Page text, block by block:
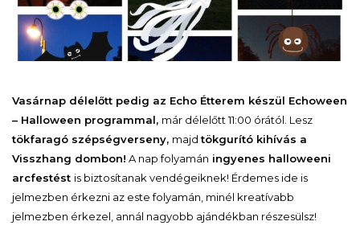
Vasárnap délelőtt pedig az Echo Étterem készül Echoween
– Halloween programmal, már délelőtt 11:00 órától. Lesz
tökfaragó szépségverseny, majdtökgurító kihívás a
Visszhang dombon! A nap folyamán ingyenes halloweeni
arcfestést is biztosítanak vendégeiknek! Érdemes ide is
jelmezben érkezni az este folyamán, minél kreatívabb
jelmezben érkezel, annál nagyobb ajándékban részesülsz!